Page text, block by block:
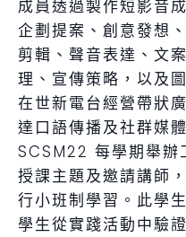
成員透過製作短影音
企劃提案、創意發想
剪輯、聲音表達、文
理、宣傳策略，以及
在世新電台經營帶狀
達口語傳播及社群媒
SCSM22 每學期舉辦
授課主題及邀請講師
行小班制學習。此學
學生從實踐活動中驗